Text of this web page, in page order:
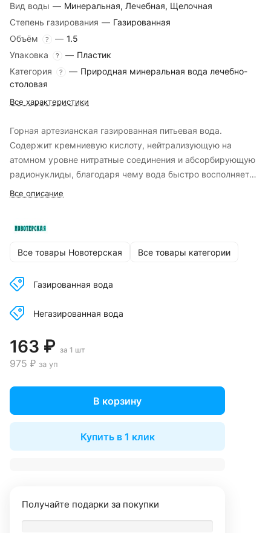
Вид воды — Минеральная, Лечебная, Щелочная
Степень газирования — Газированная
Объём
? — 1.5
Упаковка
? — Пластик
Категория
? — Природная минеральная вода лечебно-
столовая
Все характеристики
Горная артезианская газированная питьевая вода.
Содержит кремниевую кислоту, нейтрализующую на
атомном уровне нитратные соединения и абсорбирующую
радионуклиды, благодаря чему вода быстро восполняет
силы и восстанавливает костно-мышечную ткань.
Все описание
Все товары Новотерская Все товары категории
Газированная вода
Негазированная вода
163 ₽ за 1 шт
975 ₽ за уп
В корзину
Купить в 1 клик
Получайте подарки за покупки